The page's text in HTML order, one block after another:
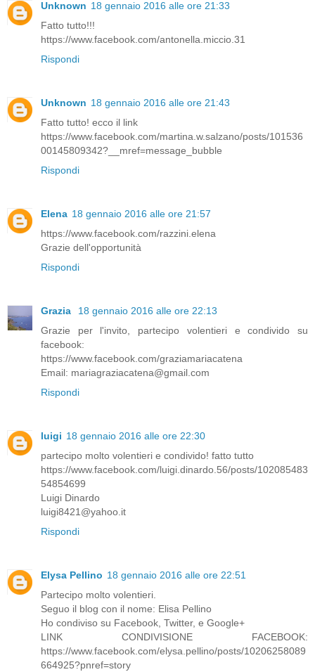
Unknown 18 gennaio 2016 alle ore 21:33
Fatto tutto!!!
https://www.facebook.com/antonella.miccio.31
Rispondi
Unknown 18 gennaio 2016 alle ore 21:43
Fatto tutto! ecco il link
https://www.facebook.com/martina.w.salzano/posts/101536
00145809342?__mref=message_bubble
Rispondi
Elena 18 gennaio 2016 alle ore 21:57
https://www.facebook.com/razzini.elena
Grazie dell'opportunità
Rispondi
Grazia
18 gennaio 2016 alle ore 22:13
Grazie per l'invito, partecipo volentieri e condivido su
facebook:
https://www.facebook.com/graziamariacatena
Email: mariagraziacatena@gmail.com
Rispondi
luigi 18 gennaio 2016 alle ore 22:30
partecipo molto volentieri e condivido! fatto tutto
https://www.facebook.com/luigi.dinardo.56/posts/102085483
54854699
Luigi Dinardo
luigi8421@yahoo.it
Rispondi
Elysa Pellino 18 gennaio 2016 alle ore 22:51
Partecipo molto volentieri.
Seguo il blog con il nome: Elisa Pellino
Ho condiviso su Facebook, Twitter, e Google+
LINK CONDIVISIONE FACEBOOK:
https://www.facebook.com/elysa.pellino/posts/10206258089
664925?pnref=story